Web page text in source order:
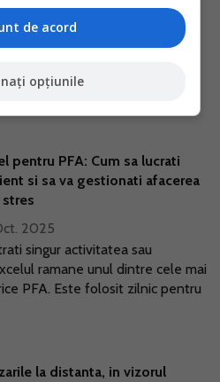
2025
din Romania trece printr-o
amplei operatiuni
de Administrare Fiscala
pentru PFA: Cum sa lucrati
si sa va gestionati afacerea
stres
2025
singur activitatea sau
ramane unul dintre cele mai
PFA. Este folosit zilnic pentru
la distanta, in vizorul
de acord
opțiunile